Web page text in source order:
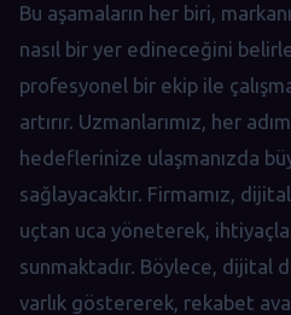
Bu aşamaların her biri,
nasıl bir yer edineceğini
profesyonel bir ekip ile
artırır. Uzmanlarımız, her
hedeflerinize ulaşmanızda
sağlayacaktır. Firmamız,
uçtan uca yöneterek,
sunmaktadır. Böylece, dijital
varlık göstererek, rekabet